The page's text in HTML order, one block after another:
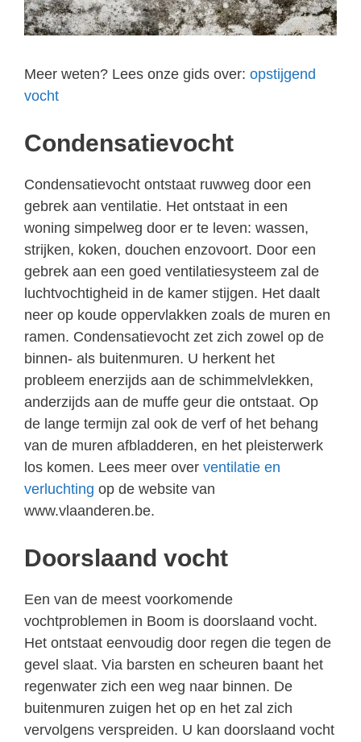
Meer weten? Lees onze gids over: opstijgend
vocht
Condensatievocht
Condensatievocht ontstaat ruwweg door een
gebrek aan ventilatie. Het ontstaat in een
woning simpelweg door er te leven: wassen,
strijken, koken, douchen enzovoort. Door een
gebrek aan een goed ventilatiesysteem zal de
luchtvochtigheid in de kamer stijgen. Het daalt
neer op koude oppervlakken zoals de muren en
ramen. Condensatievocht zet zich zowel op de
binnen- als buitenmuren. U herkent het
probleem enerzijds aan de schimmelvlekken,
anderzijds aan de muffe geur die ontstaat. Op
de lange termijn zal ook de verf of het behang
van de muren afbladderen, en het pleisterwerk
los komen. Lees meer over ventilatie en
verluchting op de website van
www.vlaanderen.be.
Doorslaand vocht
Een van de meest voorkomende
vochtproblemen in Boom is doorslaand vocht.
Het ontstaat eenvoudig door regen die tegen de
gevel slaat. Via barsten en scheuren baant het
regenwater zich een weg naar binnen. De
buitenmuren zuigen het op en het zal zich
vervolgens verspreiden. U kan doorslaand vocht